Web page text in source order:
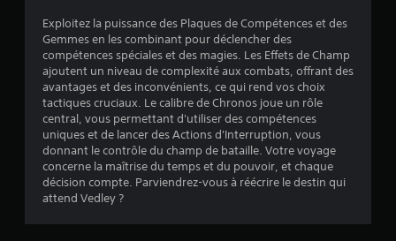
é
t
o
l
e
s
Exploitez la puissance des Plaques de Compétences et des
Gemmes en les combinant pour déclencher des
compétences spéciales et des magies. Les Effets de Champ
ajoutent un niveau de complexité aux combats, offrant des
avantages et des inconvénients, ce qui rend vos choix
tactiques cruciaux. Le calibre de Chronos joue un rôle
central, vous permettant d'utiliser des compétences
uniques et de lancer des Actions d'Interruption, vous
donnant le contrôle du champ de bataille. Votre voyage
concerne la maîtrise du temps et du pouvoir, et chaque
décision compte. Parviendrez-vous à réécrire le destin qui
attend Vedley ?